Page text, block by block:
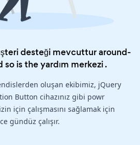
desteği mevcuttur around-
so is theyardım merkezi.
oluşan ekibimiz, jQuery
Button cihazınız gibi powr
için çalışmasını sağlamak için
gündüz çalışır.